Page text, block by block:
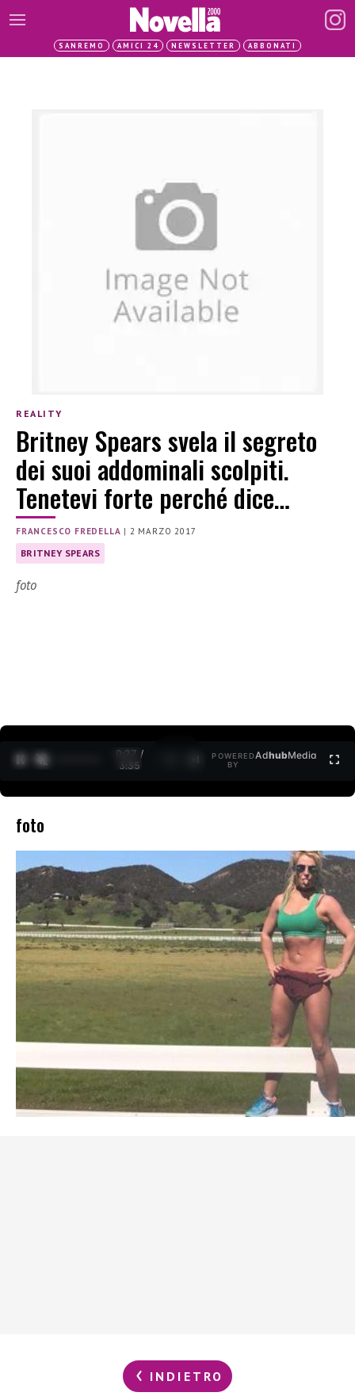
SANREMO AMICI 24 NEWSLETTER ABBONATI
REALITY
Britney Spears svela il segreto
dei suoi addominali scolpiti.
Tenetevi forte perché dice…
FRANCESCO FREDELLA | 2 MARZO 2017
BRITNEY SPEARS
foto
0:27 /
3:35
POWERED
BY
AdhubMedia
foto
INDIETRO